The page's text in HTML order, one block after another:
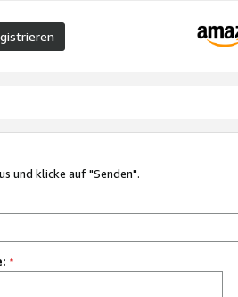
und klicke auf "Senden".
*